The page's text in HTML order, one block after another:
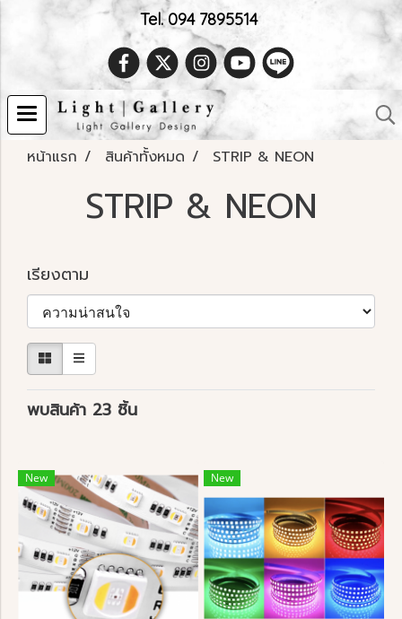
Tel. 094 7895514
หน้าแรก สินค้าทั้งหมด STRIP & NEON
STRIP & NEON
เรียงตาม
พบสินค้า 23 ชิ้น
New New